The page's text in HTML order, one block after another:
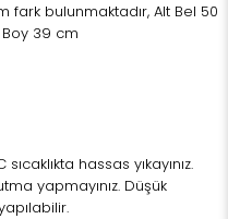
bulunmaktadır, Alt Bel 50
Boy 39 cm
hassas yıkayınız.
yapmayınız. Düşük